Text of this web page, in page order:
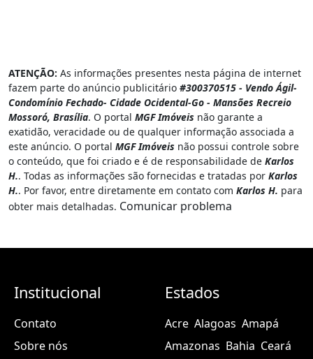
ATENÇÃO: As informações presentes nesta página de internet
fazem parte do anúncio publicitário #300370515 - Vendo Ágil-
Condomínio Fechado- Cidade Ocidental-Go - Mansões Recreio
Mossoró, Brasília. O portal MGF Imóveis não garante a
exatidão, veracidade ou de qualquer informação associada a
este anúncio. O portal MGF Imóveis não possui controle sobre
o conteúdo, que foi criado e é de responsabilidade de Karlos
H.. Todas as informações são fornecidas e tratadas por Karlos
H.. Por favor, entre diretamente em contato com Karlos H. para
obter mais detalhadas. Comunicar problema
Institucional
Contato
Sobre nós
Estados
Acre Alagoas Amapá
Amazonas Bahia Ceará